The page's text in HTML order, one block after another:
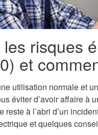
risques
et
utilisation normale et
éviter d’avoir affaire à
reste à l’abri d’un
et quelques